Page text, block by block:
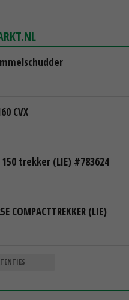
CVX
trekker (LIE) #783624
COMPACTTREKKER (LIE)